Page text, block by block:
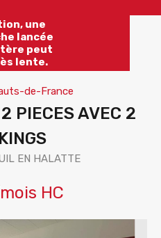
une
lancée
peut
lente.
de-France
PIECES AVEC 2
EN HALATTE
HC